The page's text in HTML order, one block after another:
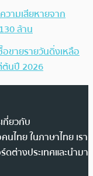
วามเสียหายจาก
ล้าน
ขายรายวันดิ่งเหลือ
นปี 2026
กี่ยวกับ
ไทย ในภาษาไทย เรา
ต่างประเทศและนำมา